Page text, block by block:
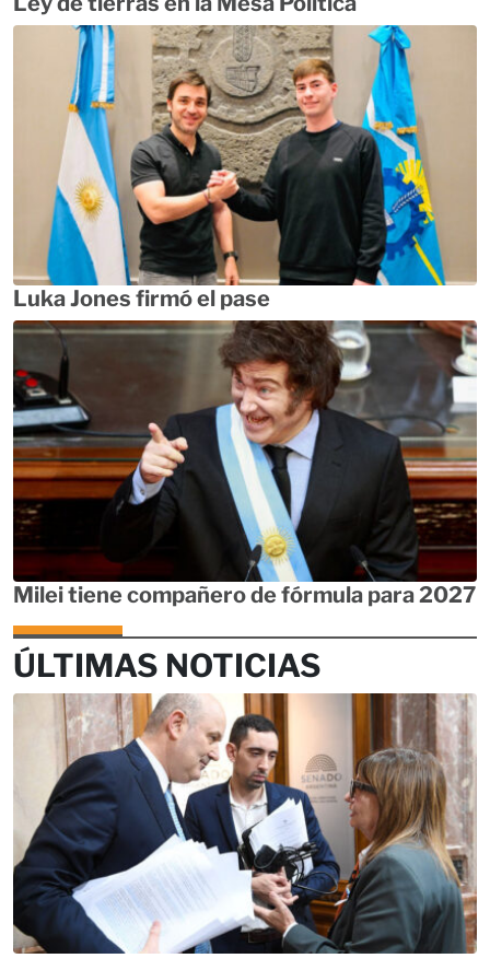
Luka Jones firmó el pase
Milei tiene compañero de fórmula para 2027
ÚLTIMAS NOTICIAS